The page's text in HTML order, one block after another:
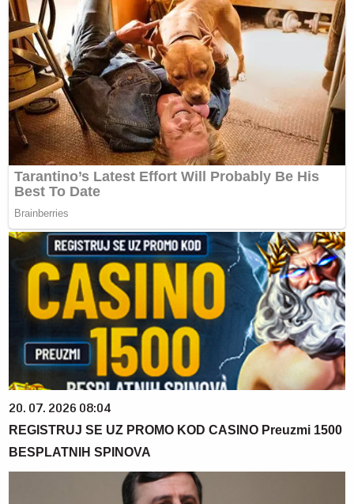
20. 07. 2026 08:04
REGISTRUJ SE UZ PROMO KOD CASINO Preuzmi 1500
BESPLATNIH SPINOVA